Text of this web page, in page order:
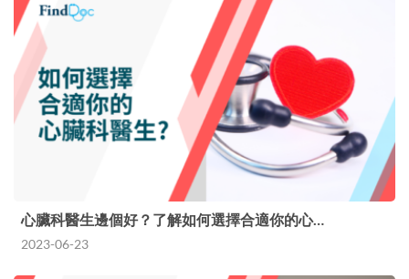
心臟科醫生邊個好？了解如何選擇合適你的心…
2023-06-23